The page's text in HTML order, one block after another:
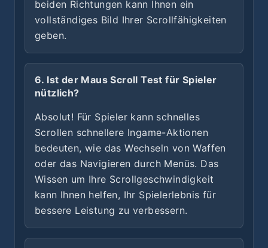
beiden Richtungen kann Ihnen ein
vollständiges Bild Ihrer Scrollfähigkeiten
geben.
6. Ist der Maus Scroll Test für Spieler
nützlich?
Absolut! Für Spieler kann schnelles
Scrollen schnellere Ingame-Aktionen
bedeuten, wie das Wechseln von Waffen
oder das Navigieren durch Menüs. Das
Wissen um Ihre Scrollgeschwindigkeit
kann Ihnen helfen, Ihr Spielerlebnis für
bessere Leistung zu verbessern.